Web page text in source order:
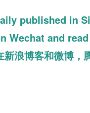
published in
Wechat and
浪博客和微博，